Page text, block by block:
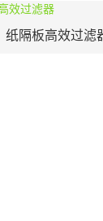
纸隔板高效过滤